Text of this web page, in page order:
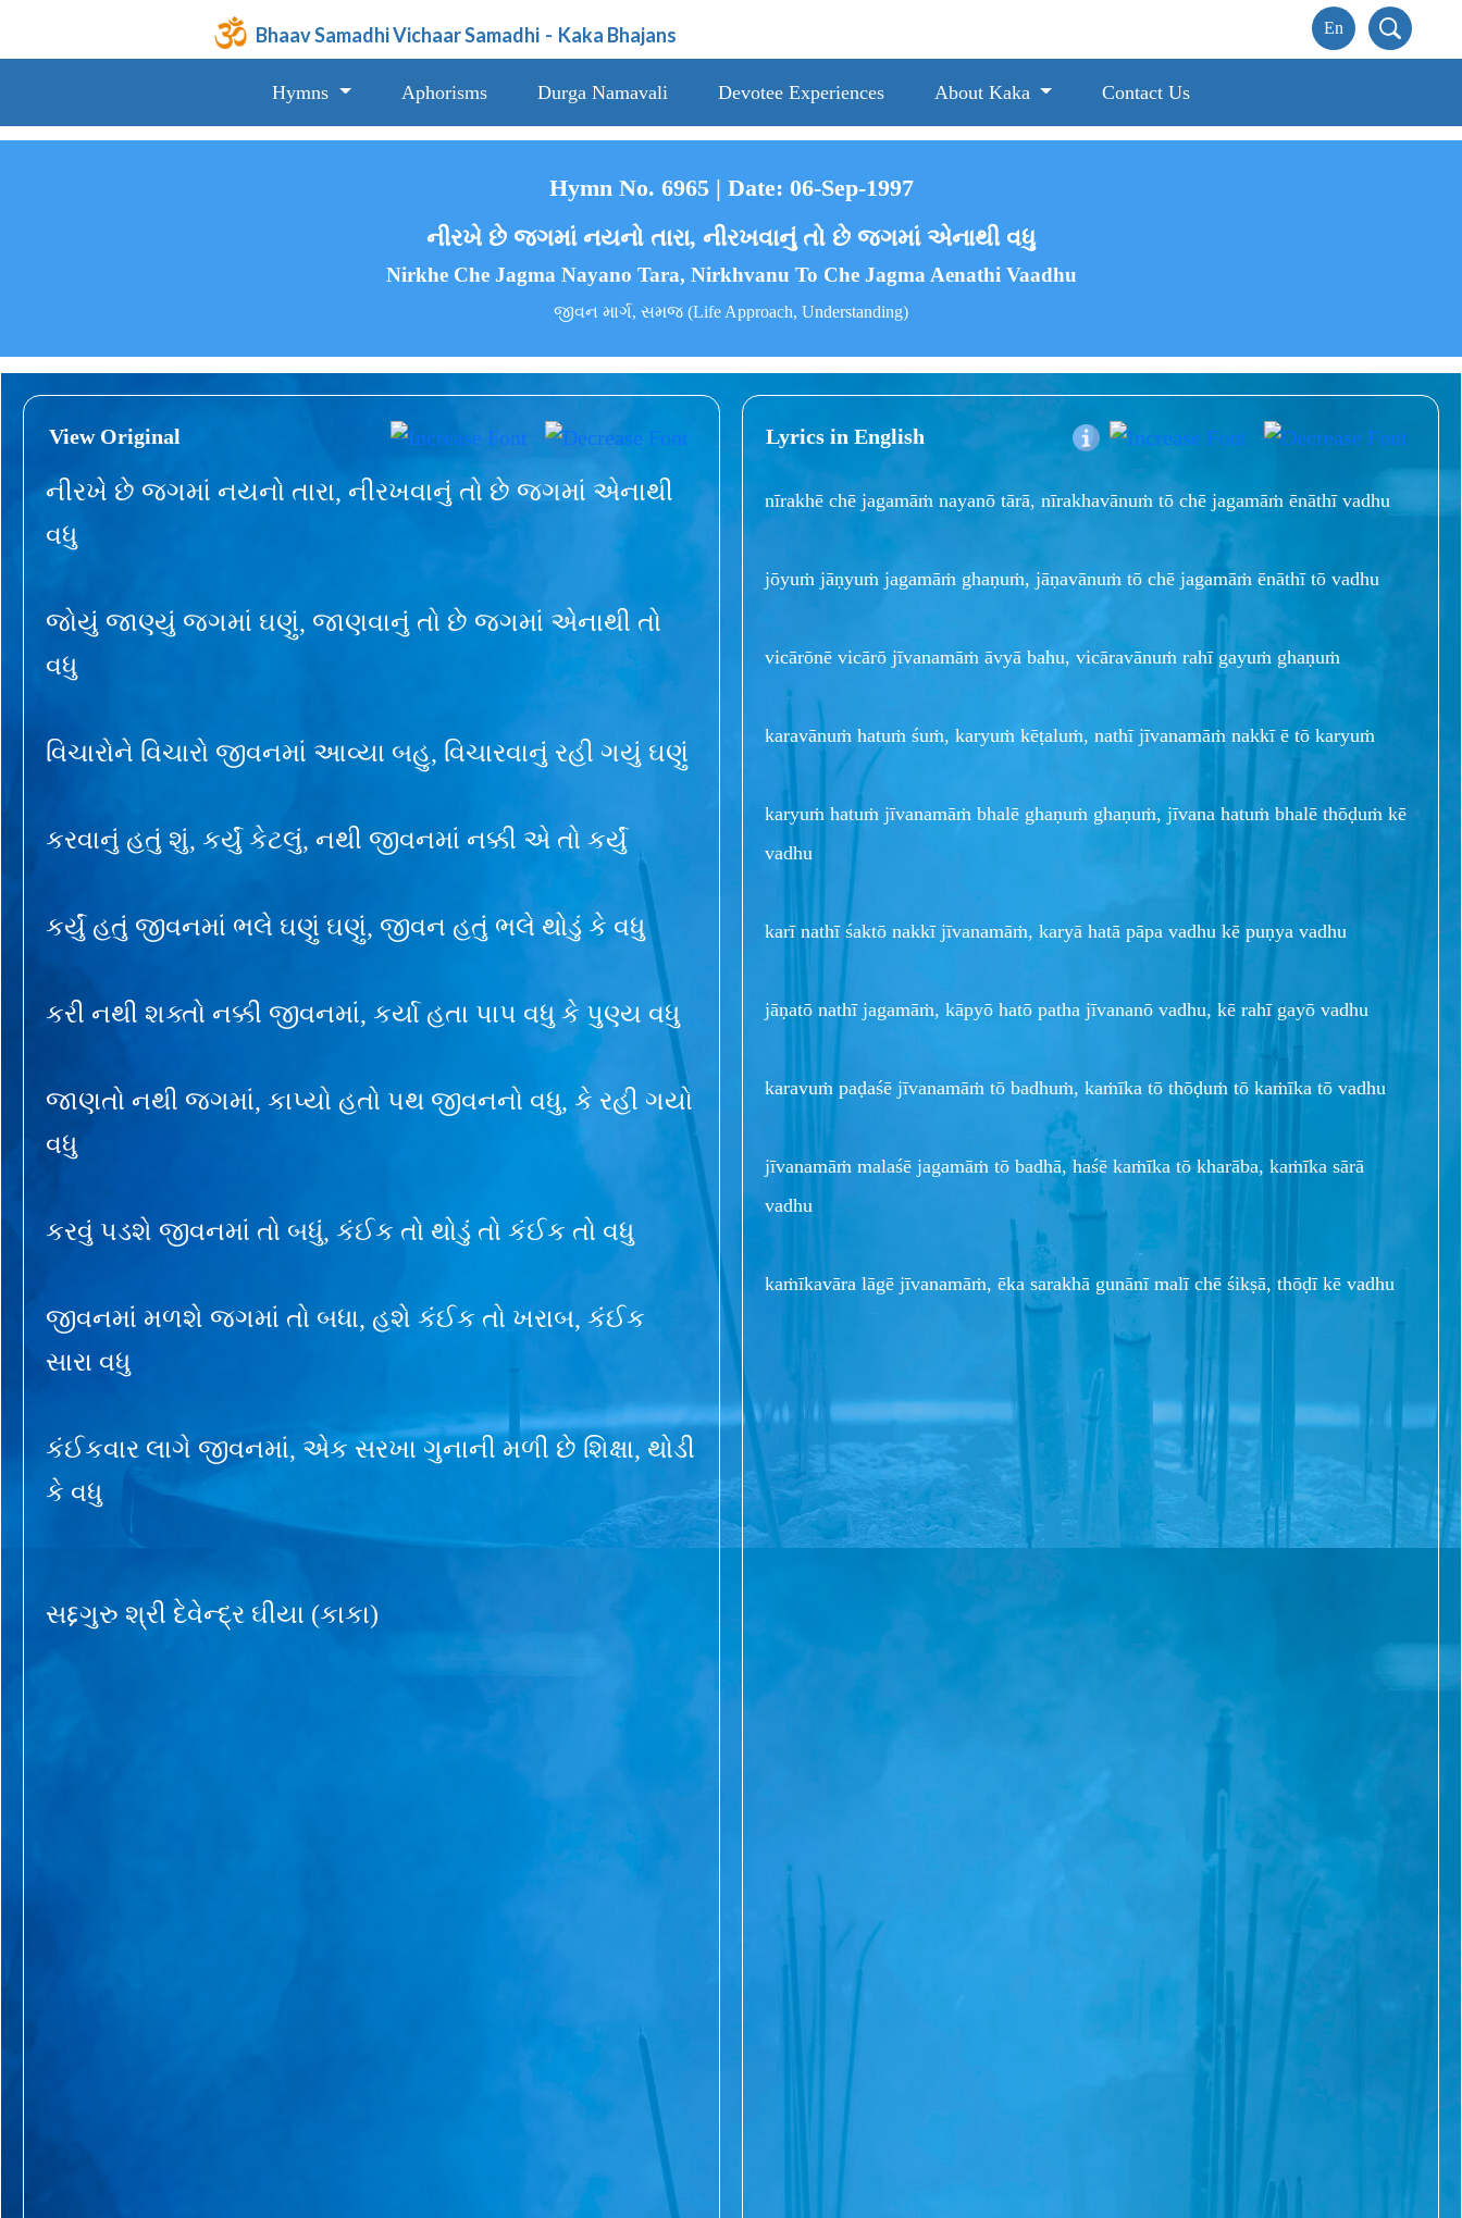
Bhaav Samadhi Vichaar Samadhi - Kaka Bhajans
Hymns Aphorisms Durga Namavali Devotee Experiences About Kaka Contact Us
Hymn No. 6965 | Date: 06-Sep-1997
નીરખે છે જગમાં નયનો તારા, નીરખવાનું તો છે જગમાં એનાથી વધુ
Nirkhe Che Jagma Nayano Tara, Nirkhvanu To Che Jagma Aenathi Vaadhu
જીવન માર્ગ, સમજ (Life Approach, Understanding)
View Original
નીરખે છે જગમાં નયનો તારા, નીરખવાનું તો છે જગમાં એનાથી
વધુ
જોયું જાણ્યું જગમાં ઘણું, જાણવાનું તો છે જગમાં એનાથી તો
વધુ
વિચારોને વિચારો જીવનમાં આવ્યા બહુ, વિચારવાનું રહી ગયું ઘણું
કરવાનું હતું શું, કર્યું કેટલું, નથી જીવનમાં નક્કી એ તો કર્યું
કર્યું હતું જીવનમાં ભલે ઘણું ઘણું, જીવન હતું ભલે થોડું કે વધુ
કરી નથી શક્તો નક્કી જીવનમાં, કર્યા હતા પાપ વધુ કે પુણ્ય વધુ
જાણતો નથી જગમાં, કાપ્યો હતો પથ જીવનનો વધુ, કે રહી ગયો
વધુ
કરવું પડશે જીવનમાં તો બધું, કંઈક તો થોડું તો કંઈક તો વધુ
જીવનમાં મળશે જગમાં તો બધા, હશે કંઈક તો ખરાબ, કંઈક
સારા વધુ
કંઈકવાર લાગે જીવનમાં, એક સરખા ગુનાની મળી છે શિક્ષા, થોડી
કે વધુ
સદ્દગુરુ શ્રી દેવેન્દ્ર ઘીયા (કાકા)
Lyrics in English
nīrakhē chē jagamāṁ nayanō tārā, nīrakhavānuṁ tō chē jagamāṁ ēnāthī vadhu
jōyuṁ jāṇyuṁ jagamāṁ ghaṇuṁ, jāṇavānuṁ tō chē jagamāṁ ēnāthī tō vadhu
vicārōnē vicārō jīvanamāṁ āvyā bahu, vicāravānuṁ rahī gayuṁ ghaṇuṁ
karavānuṁ hatuṁ śuṁ, karyuṁ kēṭaluṁ, nathī jīvanamāṁ nakkī ē tō karyuṁ
karyuṁ hatuṁ jīvanamāṁ bhalē ghaṇuṁ ghaṇuṁ, jīvana hatuṁ bhalē thōḍuṁ kē
vadhu
karī nathī śaktō nakkī jīvanamāṁ, karyā hatā pāpa vadhu kē puṇya vadhu
jāṇatō nathī jagamāṁ, kāpyō hatō patha jīvananō vadhu, kē rahī gayō vadhu
karavuṁ paḍaśē jīvanamāṁ tō badhuṁ, kaṁīka tō thōḍuṁ tō kaṁīka tō vadhu
jīvanamāṁ malaśē jagamāṁ tō badhā, haśē kaṁīka tō kharāba, kaṁīka sārā
vadhu
kaṁīkavāra lāgē jīvanamāṁ, ēka sarakhā gunānī malī chē śikṣā, thōḍī kē vadhu